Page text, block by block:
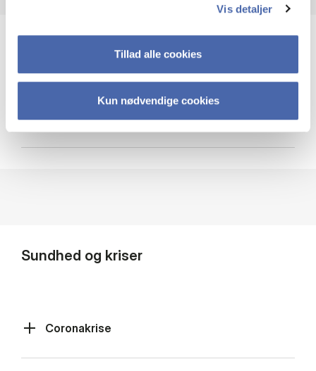
Vis detaljer
Tillad alle cookies
Kun nødvendige cookies
Cybersikkerhed
Sundhed og kriser
Coronakrise